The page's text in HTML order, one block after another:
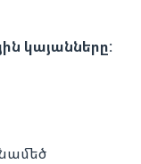
կայանները: